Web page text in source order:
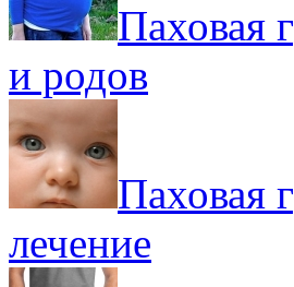
Паховая
и родов
Паховая
лечение